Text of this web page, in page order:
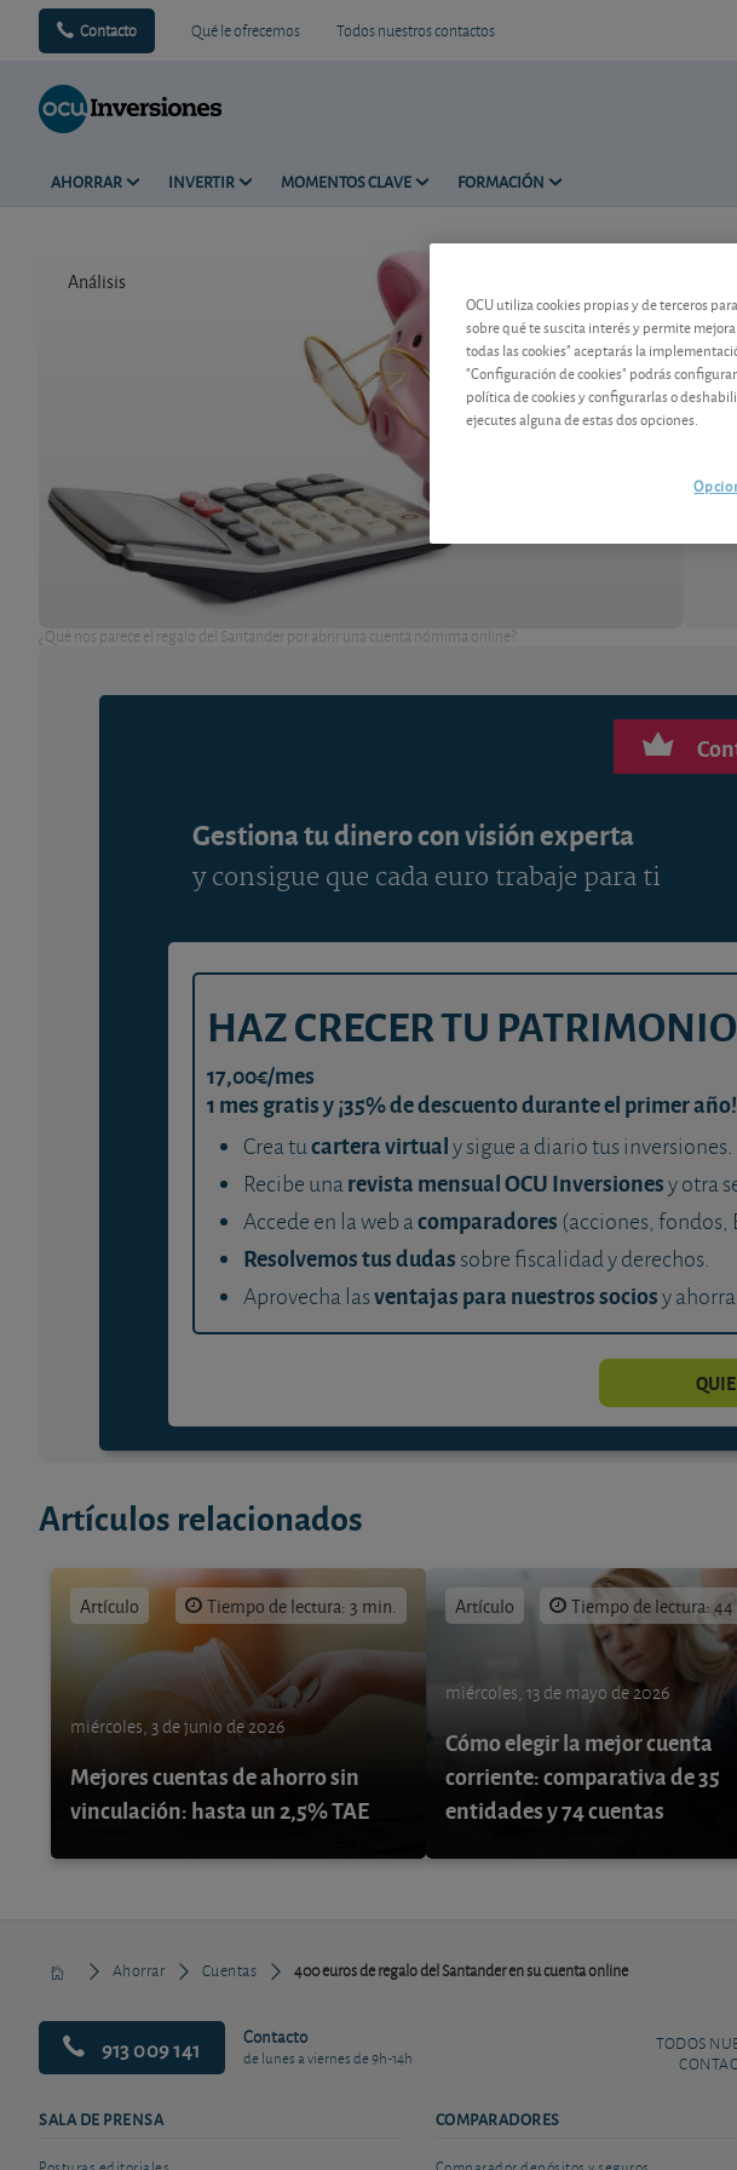
Contacto Qué le ofrecemos Todos nuestros contactos
AHORRAR INVERTIR MOMENTOS CLAVE FORMACIÓN
Análisis
¿Qué nos parece el regalo del Santander por abrir una cuenta nómima online?
Gestiona tu dinero con visión experta
y consigue que cada euro trabaje para ti
HAZ CRECER TU PATRIMONIO
17,00€/mes
1 mes gratis y ¡35% de descuento durante el primer año!
Crea tucartera virtualy sigue a diario tus inversiones.
Recibe unarevista mensual OCU Inversionesy otra
Accede en la web acomparadores (acciones, fondos,
Resolvemos tus dudas sobre fiscalidad y derechos.
Aprovecha lasventajas para nuestros sociosy
Artículos relacionados
Artículo Tiempo de lectura: 3 min.
miércoles, 3 de junio de 2026
Mejores cuentas de ahorro sin
vinculación: hasta un 2,5% TAE
Artículo Tiempo de lectura:
miércoles, 13 de mayo de 2026
Cómo elegir la mejor cuenta
corriente: comparativa de 35
entidades y 74 cuentas
Ahorrar Cuentas 400 euros de regalo del Santander en su cuenta online
913 009 141 Contacto
de lunes a viernes de 9h-14h
TODOS
SALA DE PRENSA COMPARADORES
OCU utiliza cookies propias y de terceros
sobre qué te suscita interés y permite
todas las cookies" aceptarás la
"Configuración de cookies" podrás
política de cookies y configurarlas o
ejecutes alguna de estas dos opciones.